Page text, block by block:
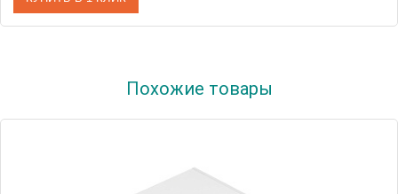
Высота, см 21.3000
Похожие товары